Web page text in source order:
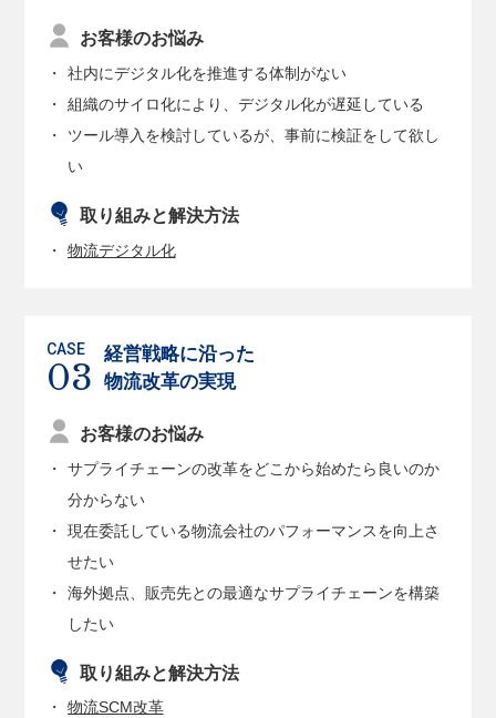
お客様のお悩み
社内にデジタル化を推進する体制がない
組織のサイロ化により、デジタル化が遅延している
ツール導入を検討しているが、事前に検証をして欲し
い
取り組みと解決方法
物流デジタル化
経営戦略に沿った
物流改革の実現
お客様のお悩み
サプライチェーンの改革をどこから始めたら良いのか
分からない
現在委託している物流会社のパフォーマンスを向上さ
せたい
海外拠点、販売先との最適なサプライチェーンを構築
したい
取り組みと解決方法
物流SCM改革